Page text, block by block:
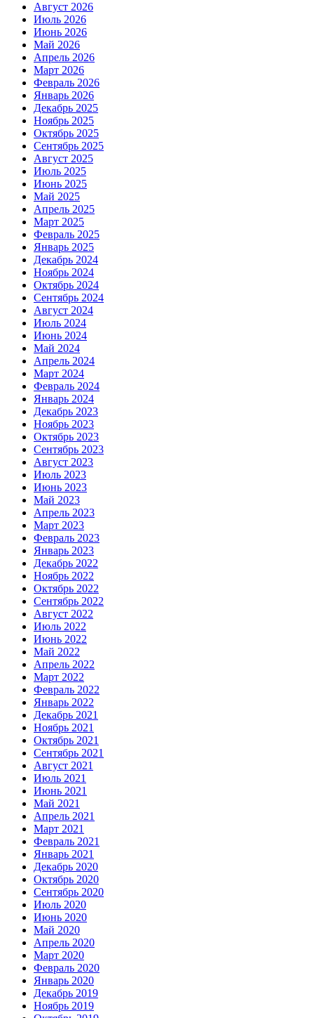
Август 2026
Июль 2026
Июнь 2026
Май 2026
Апрель 2026
Март 2026
Февраль 2026
Январь 2026
Декабрь 2025
Ноябрь 2025
Октябрь 2025
Сентябрь 2025
Август 2025
Июль 2025
Июнь 2025
Май 2025
Апрель 2025
Март 2025
Февраль 2025
Январь 2025
Декабрь 2024
Ноябрь 2024
Октябрь 2024
Сентябрь 2024
Август 2024
Июль 2024
Июнь 2024
Май 2024
Апрель 2024
Март 2024
Февраль 2024
Январь 2024
Декабрь 2023
Ноябрь 2023
Октябрь 2023
Сентябрь 2023
Август 2023
Июль 2023
Июнь 2023
Май 2023
Апрель 2023
Март 2023
Февраль 2023
Январь 2023
Декабрь 2022
Ноябрь 2022
Октябрь 2022
Сентябрь 2022
Август 2022
Июль 2022
Июнь 2022
Май 2022
Апрель 2022
Март 2022
Февраль 2022
Январь 2022
Декабрь 2021
Ноябрь 2021
Октябрь 2021
Сентябрь 2021
Август 2021
Июль 2021
Июнь 2021
Май 2021
Апрель 2021
Март 2021
Февраль 2021
Январь 2021
Декабрь 2020
Октябрь 2020
Сентябрь 2020
Июль 2020
Июнь 2020
Май 2020
Апрель 2020
Март 2020
Февраль 2020
Январь 2020
Декабрь 2019
Ноябрь 2019